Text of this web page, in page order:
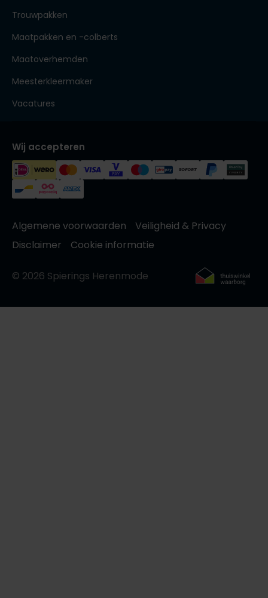
Trouwpakken
Maatpakken en -colberts
Maatoverhemden
Meesterkleermaker
Vacatures
Wij accepteren
Algemene voorwaarden
Veiligheid & Privacy
Disclaimer
Cookie informatie
© 2026 Spierings Herenmode